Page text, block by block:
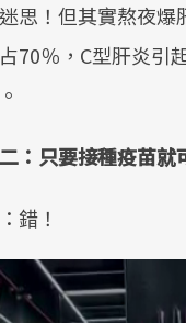
思！但其實熬夜
70％，C型肝炎引
：只要接種疫苗就
錯！